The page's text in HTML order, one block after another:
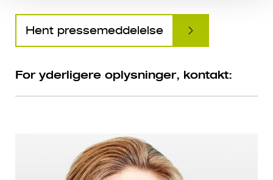
Hent pressemeddelelse
For yderligere oplysninger, kontakt: